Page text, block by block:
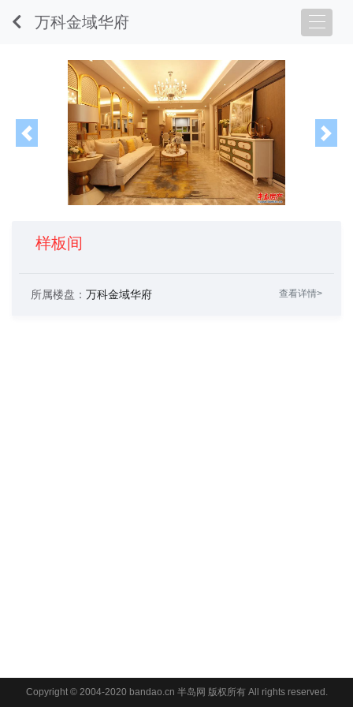
万科金域华府
Previous
样板间
所属楼盘： 万科金域华府 查看详情>
Copyright © 2004-2020 bandao.cn 半岛网 版权所有 All rights reserved.